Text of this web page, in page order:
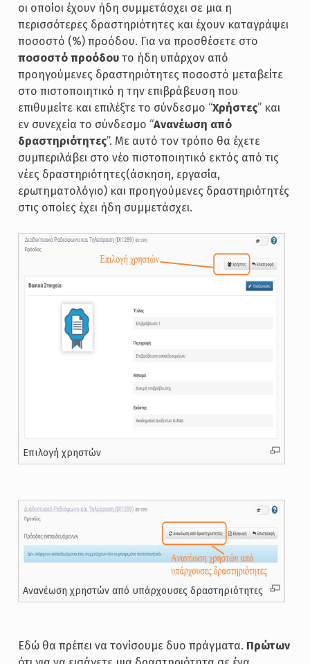
οι οποίοι έχουν ήδη συμμετάσχει σε μια η
περισσότερες δραστηριότητες και έχουν καταγράψει
ποσοστό (%) προόδου. Για να προσθέσετε στο
ποσοστό προόδουτο ήδη υπάρχον από
προηγούμενες δραστηριότητες ποσοστό μεταβείτε
στο πιστοποιητικό η την επιβράβευση που
επιθυμείτε και επιλέξτε το σύνδεσμο “Χρήστες” και
εν συνεχεία το σύνδεσμο “Ανανέωση από
δραστηριότητες”. Με αυτό τον τρόπο θα έχετε
συμπεριλάβει στο νέο πιστοποιητικό εκτός από τις
νέες δραστηριότητες(άσκηση, εργασία,
ερωτηματολόγιο) και προηγούμενες δραστηριότητές
στις οποίες έχει ήδη συμμετάσχει.
Επιλογή χρηστών
Ανανέωση χρηστών από υπάρχουσες δραστηριότητες
Εδώ θα πρέπει να τονίσουμε δυο πράγματα. Πρώτων